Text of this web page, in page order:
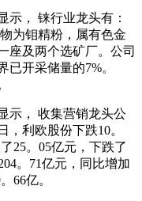
， 铼行业龙头有：
为钼精粉，属有色金
座及两个选矿厂。公司
开采储量的7%。
， 收集营销龙头公
利欧股份下跌10。
25。05亿元，下跌了
。71亿元，同比增加
66亿。